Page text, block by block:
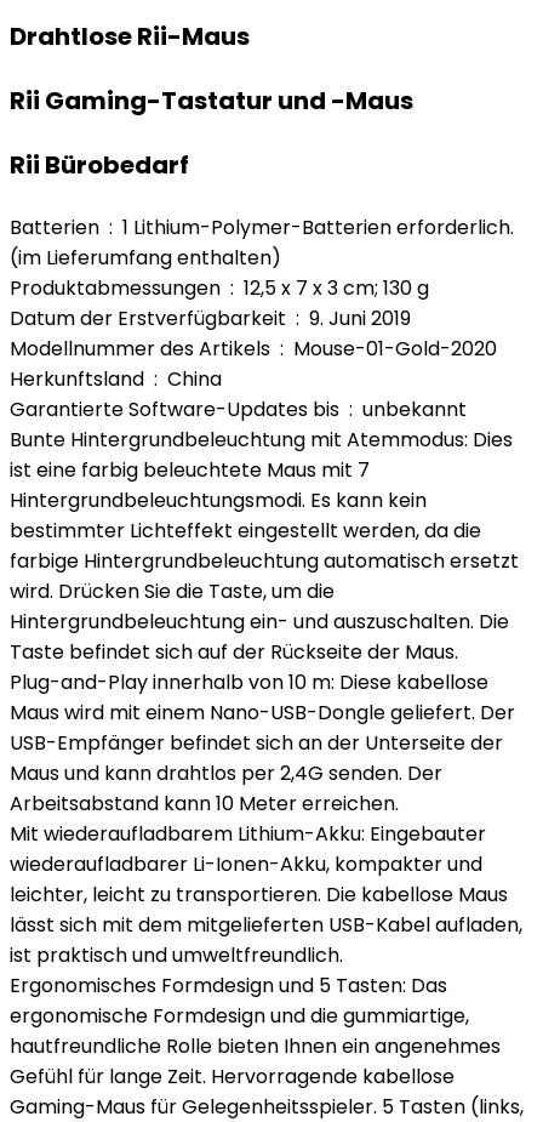
Drahtlose Rii-Maus
Rii Gaming-Tastatur und -Maus
Rii Bürobedarf
Batterien ‏ : ‎ 1 Lithium-Polymer-Batterien erforderlich.
(im Lieferumfang enthalten)
Produktabmessungen ‏ : ‎ 12,5 x 7 x 3 cm; 130 g
Datum der Erstverfügbarkeit ‏ : ‎ 9. Juni 2019
Modellnummer des Artikels ‏ : ‎ Mouse-01-Gold-2020
Herkunftsland ‏ : ‎ China
Garantierte Software-Updates bis ‏ : ‎ unbekannt
Bunte Hintergrundbeleuchtung mit Atemmodus: Dies
ist eine farbig beleuchtete Maus mit 7
Hintergrundbeleuchtungsmodi. Es kann kein
bestimmter Lichteffekt eingestellt werden, da die
farbige Hintergrundbeleuchtung automatisch ersetzt
wird. Drücken Sie die Taste, um die
Hintergrundbeleuchtung ein- und auszuschalten. Die
Taste befindet sich auf der Rückseite der Maus.
Plug-and-Play innerhalb von 10 m: Diese kabellose
Maus wird mit einem Nano-USB-Dongle geliefert. Der
USB-Empfänger befindet sich an der Unterseite der
Maus und kann drahtlos per 2,4G senden. Der
Arbeitsabstand kann 10 Meter erreichen.
Mit wiederaufladbarem Lithium-Akku: Eingebauter
wiederaufladbarer Li-Ionen-Akku, kompakter und
leichter, leicht zu transportieren. Die kabellose Maus
lässt sich mit dem mitgelieferten USB-Kabel aufladen,
ist praktisch und umweltfreundlich.
Ergonomisches Formdesign und 5 Tasten: Das
ergonomische Formdesign und die gummiartige,
hautfreundliche Rolle bieten Ihnen ein angenehmes
Gefühl für lange Zeit. Hervorragende kabellose
Gaming-Maus für Gelegenheitsspieler. 5 Tasten (links,